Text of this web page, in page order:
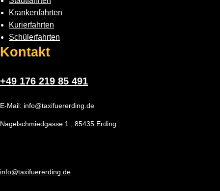
Krankenfahrten
Kurierfahrten
Schülerfahrten
Kontakt
+49 176 219 85 491
E-Mail: info@taxifuererding.de
Nagelschmiedgasse 1 , 85435 Erding
info@taxifuererding.de